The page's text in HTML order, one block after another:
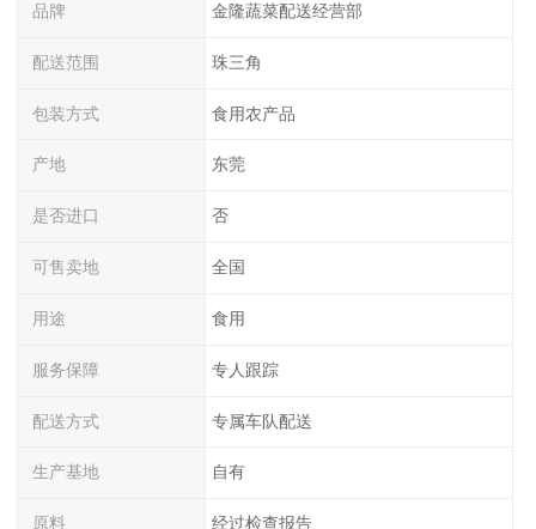
品牌 金隆蔬菜配送经营部
配送范围 珠三角
包装方式 食用农产品
产地 东莞
是否进口 否
可售卖地 全国
用途 食用
服务保障 专人跟踪
配送方式 专属车队配送
生产基地 自有
原料 经过检查报告